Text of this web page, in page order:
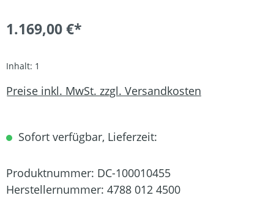
1.169,00 €*
Inhalt: 1
Preise inkl. MwSt. zzgl. Versandkosten
Sofort verfügbar, Lieferzeit:
Produktnummer: DC-100010455
Herstellernummer: 4788 012 4500